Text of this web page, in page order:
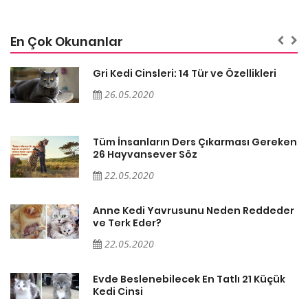
En Çok Okunanlar
Gri Kedi Cinsleri: 14 Tür ve Özellikleri
26.05.2020
Tüm İnsanların Ders Çıkarması Gereken
26 Hayvansever Söz
22.05.2020
Anne Kedi Yavrusunu Neden Reddeder
ve Terk Eder?
22.05.2020
Evde Beslenebilecek En Tatlı 21 Küçük
Kedi Cinsi